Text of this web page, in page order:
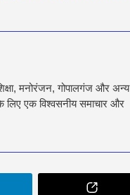
मनोरंजन, गोपालगंज और अन्य
लिए एक विश्वसनीय समाचार और